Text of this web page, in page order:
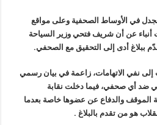
في الأوساط الصحفية وعلى مواقع
أنباء عن أن شريف فتحي وزير السياحة
ببلاغ أدى إلى التحقيق مع الصحفي.
نفي الاتهامات، زاعمة في بيان رسمي
ضد أي صحفي، فيما دخلت نقابة
الموقف والدفاع عن عضوها خاصة بعدما
هو من تقدم بالبلاغ .